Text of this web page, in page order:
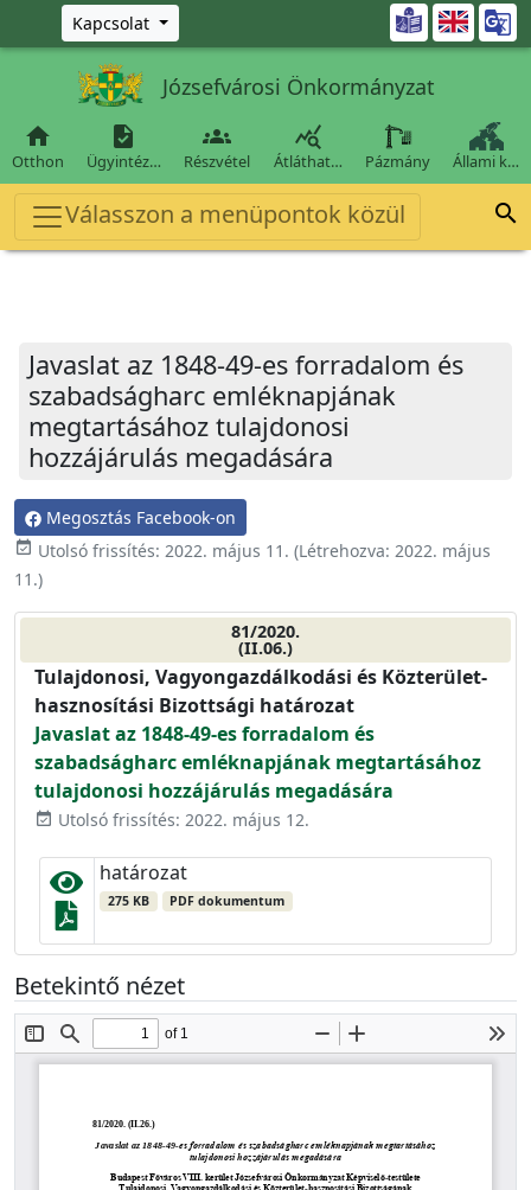
Ugrás a fő tartalomra
Kapcsolat 
Józsefvárosi Önkormányzat

Otthon

Ügyintéz…

Részvétel

Átláthat… Pázmány Állami k…
Válasszon a menüpontok közül 
Javaslat az 1848-49-es forradalom és
szabadságharc emléknapjának
megtartásához tulajdonosi
hozzájárulás megadására
Megosztás Facebook-on
event_available Utolsó frissítés: 2022. május 11. (Létrehozva: 2022. május
11.)
81/2020.
(II.06.)
Tulajdonosi, Vagyongazdálkodási és Közterület-
hasznosítási Bizottsági határozat
Javaslat az 1848-49-es forradalom és
szabadságharc emléknapjának megtartásához
tulajdonosi hozzájárulás megadására
event_available Utolsó frissítés: 2022. május 12.
határozat
275 KB PDF dokumentum
Betekintő nézet